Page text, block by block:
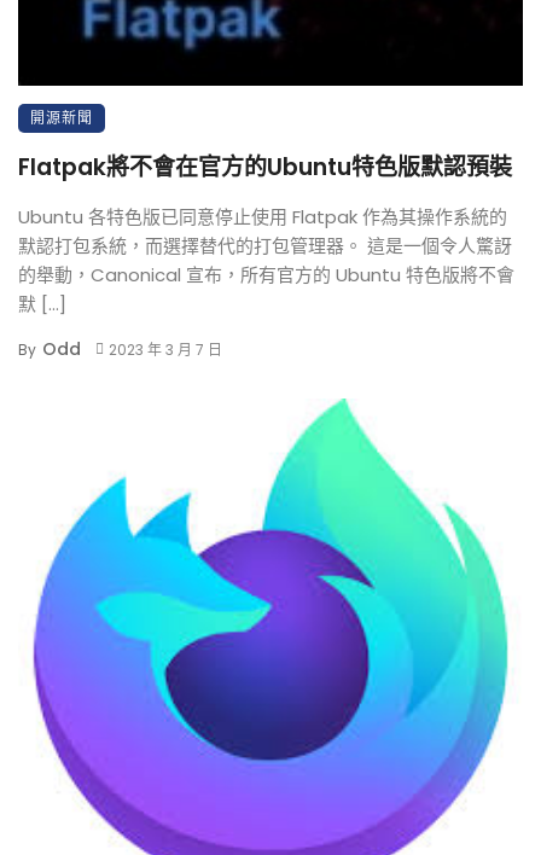
開源新聞
Flatpak將不會在官方的Ubuntu特色版默認預裝
Ubuntu 各特色版已同意停止使用 Flatpak 作為其操作系統的
默認打包系統，而選擇替代的打包管理器。 這是一個令人驚訝
的舉動，Canonical 宣布，所有官方的 Ubuntu 特色版將不會
默 […]
By Odd 2023 年 3 月 7 日